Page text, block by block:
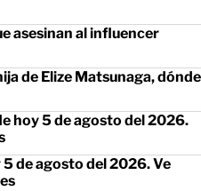
asesinan al influencer
de Elize Matsunaga, dónde
hoy 5 de agosto del 2026.
de agosto del 2026. Ve